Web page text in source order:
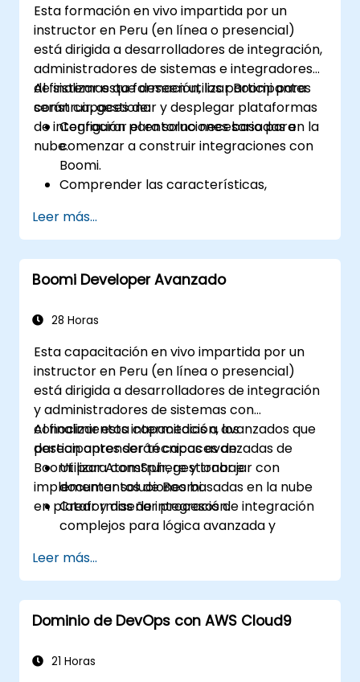
Esta formación en vivo impartida por un
instructor en Peru (en línea o presencial)
está dirigida a desarrolladores de integración,
administradores de sistemas e integradores
de sistemas que deseen utilizar Boomi para
construir, gestionar y desplegar plataformas
de integración para soluciones basadas en la
nube.
Al finalizar esta formación, los participantes
serán capaces de:
Configurar el entorno necesario para
comenzar a construir integraciones con
Boomi.
Comprender las características,
AtomSphere.
Aprender cómo diseñar, construir y
desplegar procesos de integración con
Boomi.
de informes de Boomi para monitorear
Gestionar configuraciones y despliegues
para Atom, Molecule y Atom Cloud.
Habilitar la integración y gestión de
servicios web y APIs con Boomi.
Leer más...
Boomi Developer Avanzado
28 Horas
Esta capacitación en vivo impartida por un
instructor en Peru (en línea o presencial)
está dirigida a desarrolladores de integración
y administradores de sistemas con
conocimientos intermedios a avanzados que
desean aprender técnicas avanzadas de
Boomi para construir, gestionar e
implementar soluciones basadas en la nube
en plataformas de integración.
Al finalizar esta capacitación, los
participantes serán capaces de:
Utilizar AtomSphere y trabajar con
documentos de Boomi.
Crear y diseñar procesos de integración
complejos para lógica avanzada y
Gestionar la implementación de
procesos de integración, registro de
eventos (logging) e informes.
Capturar y manejar errores.
integrarse con Boomi.
Leer más...
Dominio de DevOps con AWS Cloud9
21 Horas